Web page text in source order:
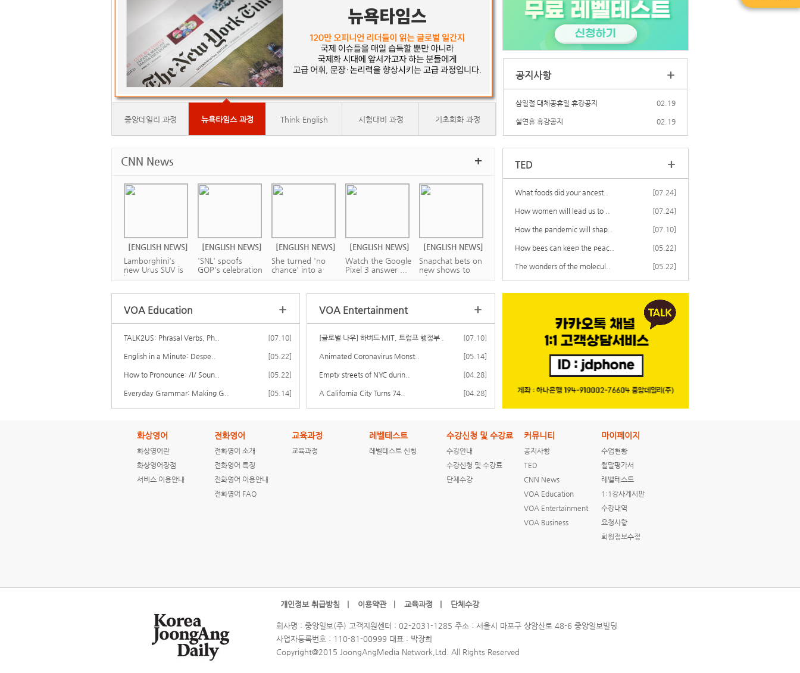
중앙데일리 과정 뉴욕타임스 과정 Think English 시험대비 과정 기초회화 과정
공지사항
삼일절 대체공휴일 휴강공지 02.19
설연휴 휴강공지 02.19
+
CNN News +
[ENGLISH NEWS]
Lamborghini's
new Urus SUV is
ba...
[ENGLISH NEWS]
'SNL' spoofs
GOP's celebration
[ENGLISH NEWS]
She turned 'no
chance' into a
[ENGLISH NEWS]
Watch the Google
Pixel 3 answer ...
[ENGLISH NEWS]
Snapchat bets on
new shows to
wi...
[ENGLISH NEWS]
more than $1
leave Amazon?
[ENGLISH NEWS]
beached sperm
[ENGLISH NEWS]
first cases on S...
[ENGLISH NEWS]
can make or break
Convicted serial
killer praises ...
How are
hurricanes
named?
CNN Students
News 2016-01-21
[ENGLISH NEWS]
[ENGLISH NEWS]
[ENGLISH NEWS]
[ENGLISH NEWS]
[ENGLISH NEWS]
VOA Education
TALK2US: Phrasal Verbs, Ph.. [07.10]
English in a Minute: Despe.. [05.22]
How to Pronounce: /I/ Soun.. [05.22]
Everyday Grammar: Making G.. [05.14]
+ VOA Entertainment
[글로벌 나우] 하버드·MIT, 트럼프 행정부 .. [07.10]
Animated Coronavirus Monst.. [05.14]
Empty streets of NYC durin.. [04.28]
A California City Turns 74.. [04.28]
+
TED
What foods did your ancest.. [07.24]
How women will lead us to .. [07.24]
How the pandemic will shap.. [07.10]
How bees can keep the peac.. [05.22]
The wonders of the molecul.. [05.22]
+
화상영어
화상영어란
화상영어장점
서비스 이용안내
전화영어
전화영어 소개
전화영어 특징
전화영어 이용안내
전화영어 FAQ
교육과정
교육과정
레벨테스트
레벨테스트 신청
수강신청 및 수강료
수강안내
수강신청 및 수강료
단체수강
커뮤니티
공지사항
TED
CNN News
VOA Education
VOA Entertainment
VOA Business
마이페이지
수업현황
월말평가서
레벨테스트
1:1강사게시판
수강내역
요청사항
회원정보수정
개인정보 취급방침 | 이용약관 | 교육과정 | 단체수강
회사명 : 중앙일보(주) 고객지원센터 : 02-2031-1285 주소 : 서울시 마포구 상암산로 48-6 중앙일보빌딩
사업자등록번호 : 110-81-00999 대표 : 박장희
Copyright@2015 JoongAngMedia Network,Ltd. All Rights Reserved